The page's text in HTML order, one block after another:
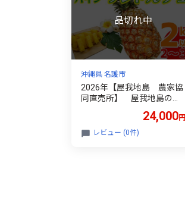
沖縄県 名護市
2026年【屋我地島 農家協
同直売所】 屋我地島のサ
ご パイナップル 県産 お取
り寄せ 厳選 こだわり 果物
24,000円
レビュー (0件)